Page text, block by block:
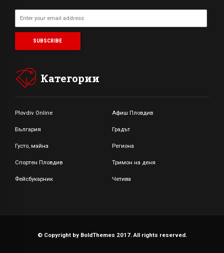
Категории
Plovdiv Online Афиш Пловдив
България Градът
Густо, майна Региона
Спортен Пловдив Тримон на деня
Фейсбукарник Четива
© Copyright by BoldThemes 2017. All rights reserved.